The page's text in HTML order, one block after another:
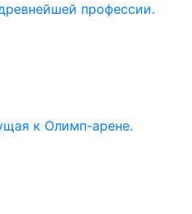
профессии.
к Олимп-арене.